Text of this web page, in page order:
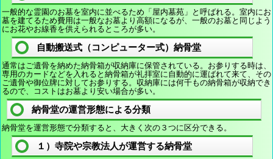
一般的な霊園のお墓を室内に並べるため「屋内墓苑」と呼ばれる。室内にお
墓を建てるため費用は一般なお墓より高額になるが、一般のお墓と同じよう
にお花やお線香を供えられるところが多い。
自動搬送式（コンピューター式）納骨堂
通常はご遺骨を納めた納骨箱が収納庫に保管されている。お参りする時は、
専用のカードなどを入れると納骨箱が礼拝室に自動的に運ばれて来て、その
ご遺骨や御位牌に対してお参りする。収納庫には何千もの納骨箱が収納でき
るので、コストはお墓より安い場合が多い。
納骨堂の運営形態による分類
納骨堂を運営形態で分類すると、大きく次の３つに区分できる。
１）寺院や宗教法人が運営する納骨堂